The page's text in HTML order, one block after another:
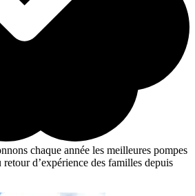
chaque année les meilleures pompes
d’expérience des familles depuis